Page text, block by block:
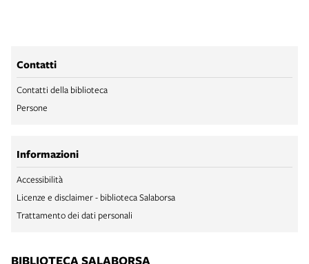
Contatti
Contatti della biblioteca
Persone
Informazioni
Accessibilità
Licenze e disclaimer - biblioteca Salaborsa
Trattamento dei dati personali
BIBLIOTECA SALABORSA